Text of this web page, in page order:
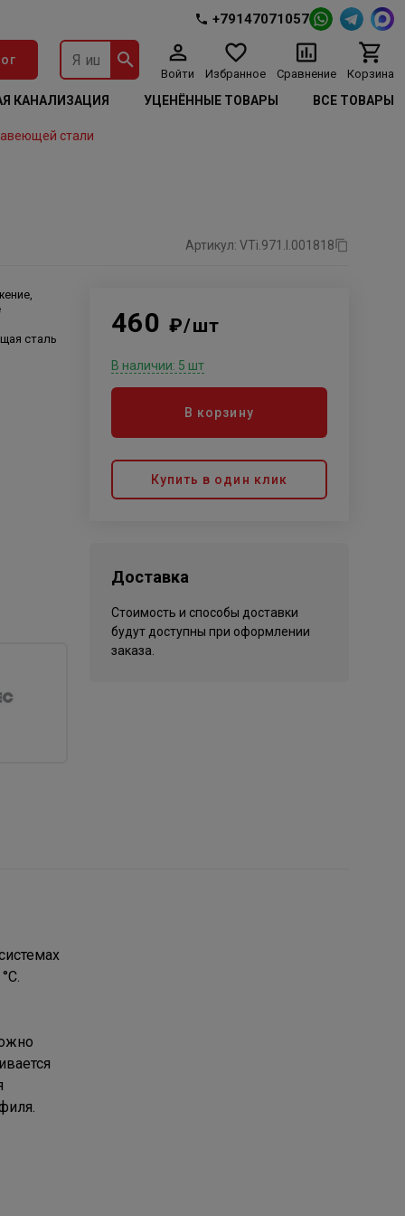
+79147071057
Войти Избранное Сравнение Корзина
КАНАЛИЗАЦИЯ УЦЕНЁННЫЕ ТОВАРЫ ВСЕ ТОВАРЫ
стали
Артикул: VTi.971.I.001818
сталь
460 ₽/шт
В наличии: 5 шт
В корзину
Купить в один клик
Доставка
Стоимость и способы доставки
будут доступны при оформлении
заказа.